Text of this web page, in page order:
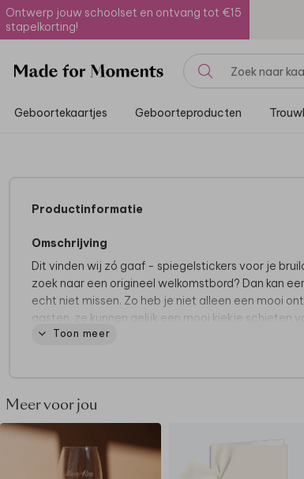
Ontwerp jouw schoolset en ontvang tot €15
stapelkorting!
Geboortekaartjes Geboorteproducten
Productinformatie
Omschrijving
Dit vinden wij zó gaaf - spiegelstickers voor je
zoek naar een origineel welkomstbord? Dan kan
echt niet missen. Zo heb je niet alleen een mooi
gasten, ze kunnen gelijk een mooi kiekje schieten
media (en checken of hun haar nog goed zit). Je
Dit product maakt deel uit van
Toon meer
Meer voor jou